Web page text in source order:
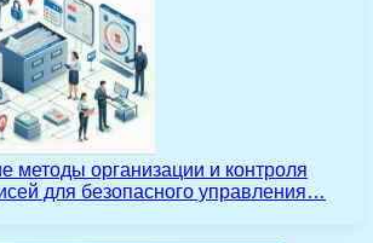
методы организации и контроля
для безопасного управления…